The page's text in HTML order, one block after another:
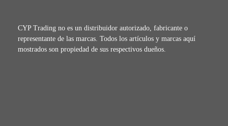
CYP Trading no es un distribuidor autorizado, fabricante o
representante de las marcas. Todos los artículos y marcas aquí
mostrados son propiedad de sus respectivos dueños.